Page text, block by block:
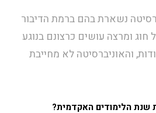
נשארת בהם ברמת הדיבור
ומרצה עושים כרצונם בנוגע
והאוניברסיטה לא מחייבת
שנת הלימודים האקדמית?